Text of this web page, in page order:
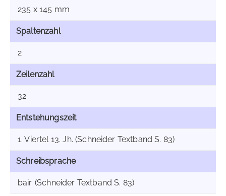
235 x 145 mm
Spaltenzahl
2
Zeilenzahl
32
Entstehungszeit
1. Viertel 13. Jh. (Schneider Textband S. 83)
Schreibsprache
bair. (Schneider Textband S. 83)